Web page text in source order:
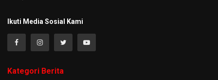
Ikuti Media Sosial Kami
Kategori Berita